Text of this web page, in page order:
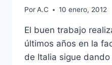
PorA.C 10 enero, 2012
El buen trabajo
últimos años en la
de Italia sigue